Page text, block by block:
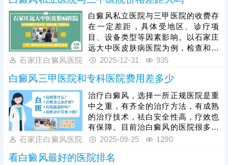
白癜风私立医院与三甲医院的收费存
在一定差距，具体受地区、诊疗项
目、设备类型等因素影响。以石家庄
远大中医皮肤病医院为例，检查和治
疗均有明确且公正透明的收费标准，
无重复收费、隐形收费等情况，是当
地治白癜风口碑不错的医院，获得患
者信赖。可结合自身需求、病情特点
及经济情况选择合适的医院就诊，规
范治疗，科学干预，争取早日消灭白
斑。
石家庄白癜风医院 2025-12-31 935
白癜风三甲医院和专科医院费用差多少
治疗白癜风，选择一所正规医院是重
中之重，有齐全的治疗方法，有成熟
的治疗技术，祛白安全性高，疗效也
有保障。目前治白癜风的医院很多，
有综合性的有专科医院，有中医院
甲医院和专科医院费用差多少?不同医
石家庄白癜风医院 2025-09-25 1290
看白癜风最好的医院排名